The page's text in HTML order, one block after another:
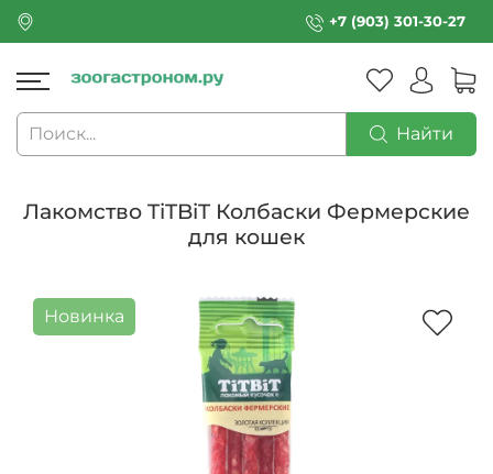
+7 (903) 301-30-27
Найти
Лакомство TiTBiT Колбаски Фермерские
для кошек
Новинка